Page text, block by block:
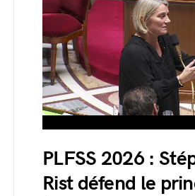
PLFSS 2026 :
Rist défend le